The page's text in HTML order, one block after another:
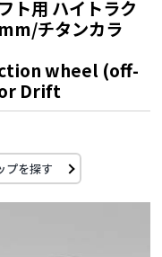
ト用 ハイトラク
チタンカラ
wheel (off-
Drift
プを探す